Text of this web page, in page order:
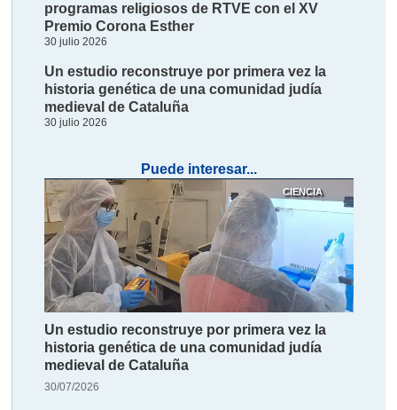
programas religiosos de RTVE con el XV
Premio Corona Esther
30 julio 2026
Un estudio reconstruye por primera vez la
historia genética de una comunidad judía
medieval de Cataluña
30 julio 2026
Puede interesar...
CIENCIA
Un estudio reconstruye por primera vez la
historia genética de una comunidad judía
medieval de Cataluña
30/07/2026